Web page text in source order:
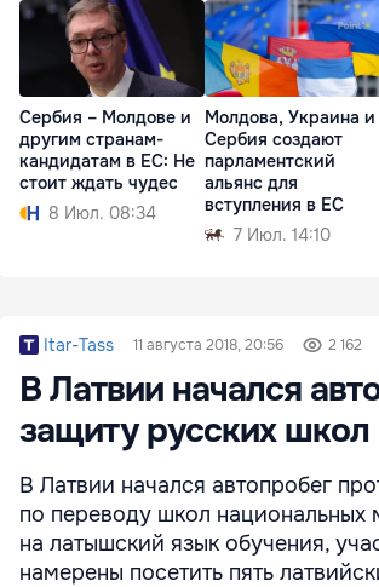
Сербия – Молдове и
другим странам-
кандидатам в ЕС: Не
стоит ждать чудес
8 Июл. 08:34
Молдова, Украина и
Сербия создают
парламентский
альянс для
вступления в ЕС
7 Июл. 14:10
Itar-Tass 11 августа 2018, 20:56 2 162
В Латвии начался
защиту русских школ
В Латвии начался автопробег
по переводу школ национальных
на латышский язык обучения,
намерены посетить пять